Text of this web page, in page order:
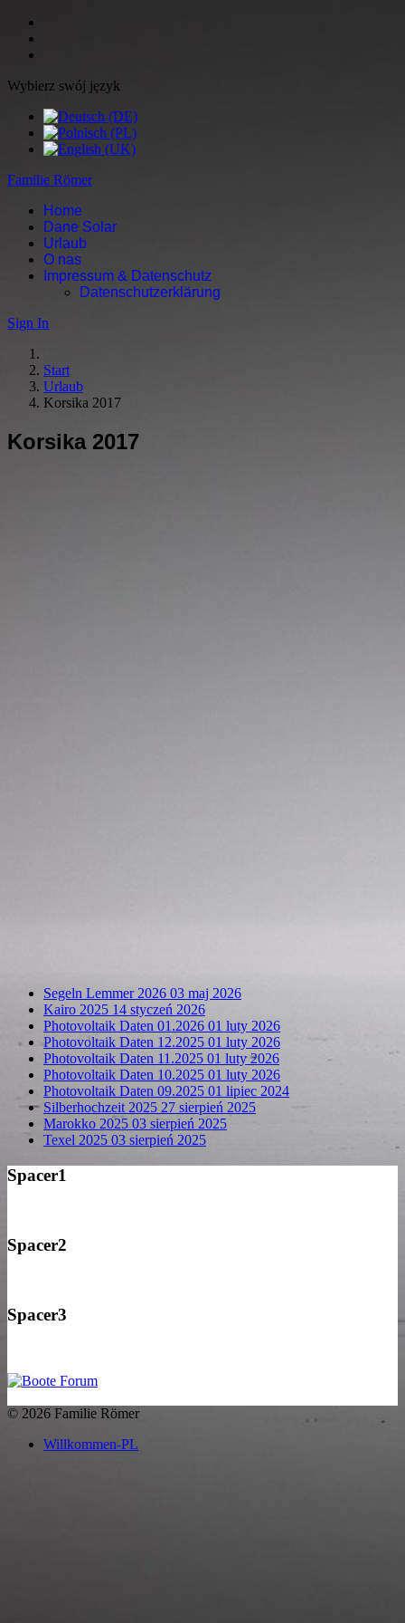
Wybierz swój język
Familie Römer
Home
Dane Solar
Urlaub
O nas
Impressum & Datenschutz
Datenschutzerklärung
Sign In
Start
Urlaub
Korsika 2017
Korsika 2017
Segeln Lemmer 2026 03 maj 2026
Kairo 2025 14 styczeń 2026
Photovoltaik Daten 01.2026 01 luty 2026
Photovoltaik Daten 12.2025 01 luty 2026
Photovoltaik Daten 11.2025 01 luty 2026
Photovoltaik Daten 10.2025 01 luty 2026
Photovoltaik Daten 09.2025 01 lipiec 2024
Silberhochzeit 2025 27 sierpień 2025
Marokko 2025 03 sierpień 2025
Texel 2025 03 sierpień 2025
Spacer1
Spacer2
Spacer3
© 2026 Familie Römer
Willkommen-PL